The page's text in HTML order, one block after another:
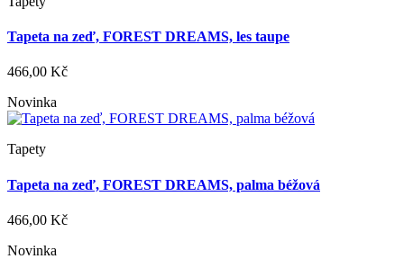
Tapeta na zeď, FOREST DREAMS, les taupe
466,00 Kč
Novinka
Tapety
Tapeta na zeď, FOREST DREAMS, palma béžová
466,00 Kč
Novinka